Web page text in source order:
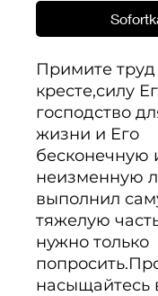
Примите труд
кресте,силу
господство
жизни и Его
бесконечную
неизменную
выполнил
тяжелую
нужно только
насыщайтесь